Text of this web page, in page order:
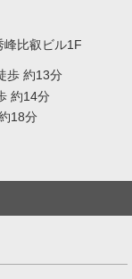
峰比叡ビル1F
歩 約13分
約14分
18分